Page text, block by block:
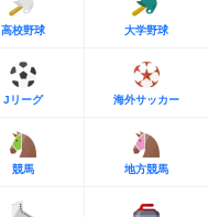
高校野球 大学野球
Jリーグ 海外サッカー
競馬 地方競馬